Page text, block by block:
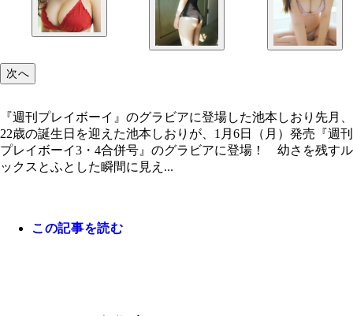
次へ
『週刊プレイボーイ』のグラビアに登場した池本しおり先月、
22歳の誕生日を迎えた池本しおりが、1月6日（月）発売『週刊
プレイボーイ3・4合併号』のグラビアに登場！ 幼さを残すル
ックスとふとした瞬間に見え...
この記事を読む